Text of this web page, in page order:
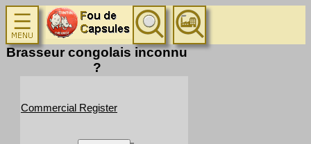
Brasseur congolais inconnu
?
Commercial Register